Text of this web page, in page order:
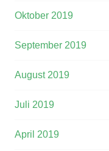
Oktober 2019
September 2019
August 2019
Juli 2019
April 2019